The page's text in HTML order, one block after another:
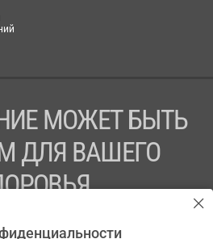
МОЖЕТ БЫТЬ
ДЛЯ ВАШЕГО
ПРЕПАРАТА